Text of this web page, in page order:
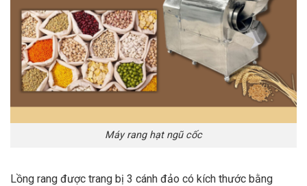
Máy rang hạt ngũ cốc
Lồng rang được trang bị 3 cánh đảo có kích thước bằng